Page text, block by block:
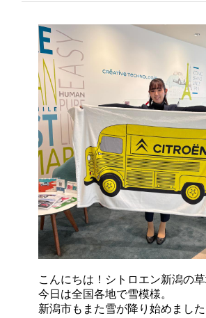
こんにちは！シトロエン新潟の草
今日は全国各地で雪模様。
新潟市もまた雪が降り始めました